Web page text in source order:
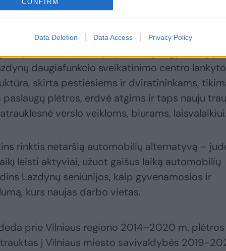
CONFIRM
Data Deletion Data Access Privacy Policy
apie 31 tūkst. Lazdynų seniūnijos gyventojų ir
daugiafunkcio sveikatinimo centro
skirta pėstiesiems ir dviratininkams,
plėtros, erdvė atgims ir taps nauju
verslo veikloms, biurams, laisvalaikiui.
rinktis netaršią automobilių alternatyvą –
leisti aktyviai, užuot gaišus laiką automobilių
Lazdynų seniūnijos, kaip gyvenamosios ir
kurs naujas darbo vietas.
prie Vilniaus regiono 2014–2020 m. plėtros
į Vilniaus miesto savivaldybės 2019-